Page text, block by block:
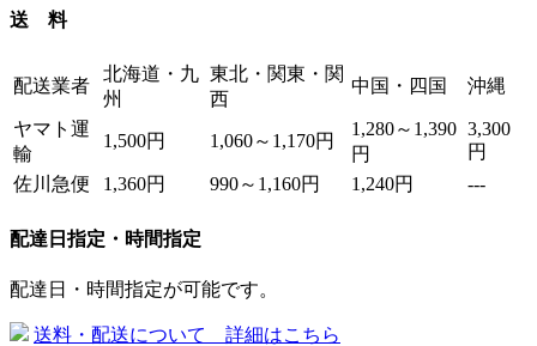
送 料
配送業者
北海道・九
州
東北・関東・関
西
中国・四国 沖縄
ヤマト運
輸
1,500円 1,060～1,170円
1,280～1,390
円
3,300
円
佐川急便
1,360円 990～1,160円 1,240円 ---
配達日指定・時間指定
配達日・時間指定が可能です。
送料・配送について 詳細はこちら